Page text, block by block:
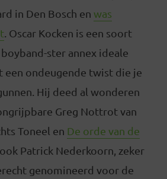
in Den Bosch en was
. Oscar Kocken is een soort
ster annex ideale
een ondeugende twist die je
Hij deed al wonderen
Greg Nottrot van
Toneel en De orde van de
ook Patrick Nederkoorn, zeker
genomineerd voor de